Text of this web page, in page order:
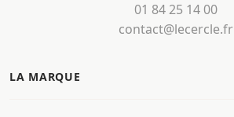
01 84 25 14 00
contact@lecercle.fr
LA MARQUE